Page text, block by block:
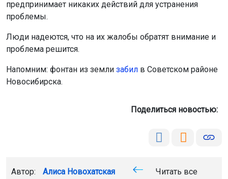
предпринимает никаких действий для устранения
проблемы.
Люди надеются, что на их жалобы обратят внимание и
проблема решится.
Напомним: фонтан из земли забил в Советском районе
Новосибирска.
Поделиться новостью:
Автор: Алиса Новохатская
Читать все